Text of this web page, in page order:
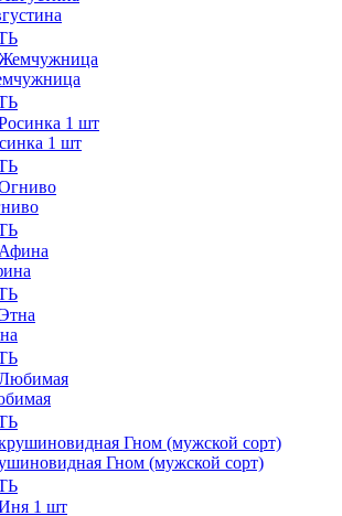
1 шт
Гном (мужской сорт)